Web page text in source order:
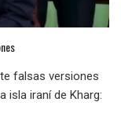
falsas versiones
isla iraní de Kharg: